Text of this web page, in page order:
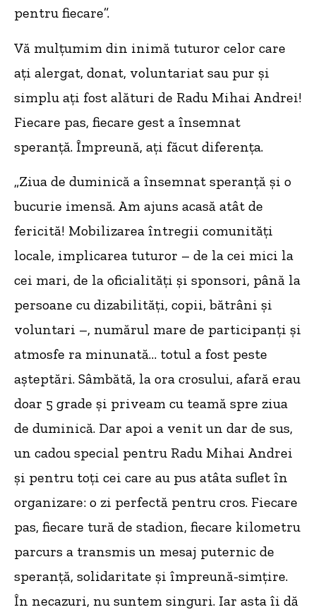
pentru fiecare”.
Vă mulțumim din inimă tuturor celor care
ați alergat, donat, voluntariat sau pur și
simplu ați fost alături de Radu Mihai Andrei!
Fiecare pas, fiecare gest a însemnat
speranță. Împreună, ați făcut diferența.
„Ziua de duminică a însemnat speranță și o
bucurie imensă. Am ajuns acasă atât de
fericită! Mobilizarea întregii comunități
locale, implicarea tuturor – de la cei mici la
cei mari, de la oficialități și sponsori, până la
persoane cu dizabilități, copii, bătrâni și
voluntari –, numărul mare de participanți și
atmosfe ra minunată… totul a fost peste
așteptări. Sâmbătă, la ora crosului, afară erau
doar 5 grade și priveam cu teamă spre ziua
de duminică. Dar apoi a venit un dar de sus,
un cadou special pentru Radu Mihai Andrei
și pentru toți cei care au pus atâta suflet în
organizare: o zi perfectă pentru cros. Fiecare
pas, fiecare tură de stadion, fiecare kilometru
parcurs a transmis un mesaj puternic de
speranță, solidaritate și împreună-simțire.
În necazuri, nu suntem singuri. Iar asta îi dă